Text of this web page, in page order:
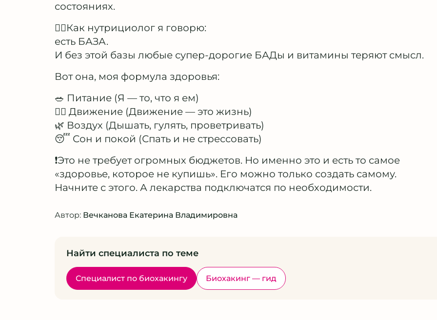
состояниях.
🏃‍♀️Как нутрициолог я говорю:
есть БАЗА.
И без этой базы любые супер-дорогие БАДы и витамины теряют смысл.
Вот она, моя формула здоровья:
🥗 Питание (Я — то, что я ем)
🏃‍♀️ Движение (Движение — это жизнь)
🌿 Воздух (Дышать, гулять, проветривать)
😴 Сон и покой (Спать и не стрессовать)
❗️Это не требует огромных бюджетов. Но именно это и есть то самое
«здоровье, которое не купишь». Его можно только создать самому.
Начните с этого. А лекарства подключатся по необходимости.
Автор: Вечканова Екатерина Владимировна
Найти специалиста по теме
Специалист по биохакингу Биохакинг — гид